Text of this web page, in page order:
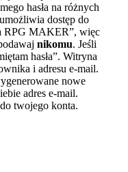
hasła na różnych
dostęp do
RPG MAKER”, więc
nikomu. Jeśli
hasła”. Witryna
i adresu e-mail.
nowe
adres e-mail.
twojego konta.